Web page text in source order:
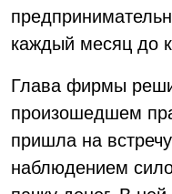
каждый месяц до
Глава фирмы
произошедшем
пришла на
наблюдением